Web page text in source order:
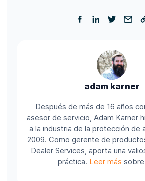
adam karner
Después de más de 16 años
asesor de servicio, Adam Karner
a la industria de la protección de
2009. Como gerente de
Dealer Services, aporta una
práctica. Leer más